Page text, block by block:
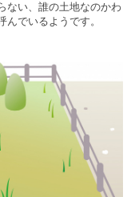
ない、誰の土地なのかわ
でいるようです。